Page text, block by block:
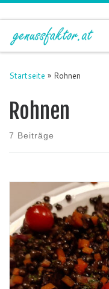
Zum Inhalt springen
Startseite » Rohnen
Rohnen
7 Beiträge